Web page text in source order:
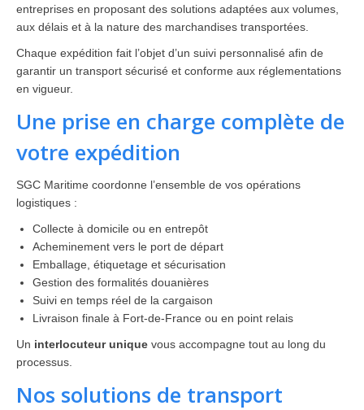
entreprises en proposant des solutions adaptées aux volumes,
aux délais et à la nature des marchandises transportées.
Chaque expédition fait l’objet d’un suivi personnalisé afin de
garantir un transport sécurisé et conforme aux réglementations
en vigueur.
Une prise en charge complète de
votre expédition
SGC Maritime coordonne l’ensemble de vos opérations
logistiques :
Collecte à domicile ou en entrepôt
Acheminement vers le port de départ
Emballage, étiquetage et sécurisation
Gestion des formalités douanières
Suivi en temps réel de la cargaison
Livraison finale à Fort-de-France ou en point relais
Un interlocuteur unique vous accompagne tout au long du
processus.
Nos solutions de transport